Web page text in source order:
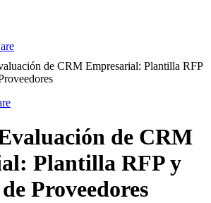
de CRM Empresarial: Plantilla RFP
de CRM
Plantilla RFP y
Proveedores